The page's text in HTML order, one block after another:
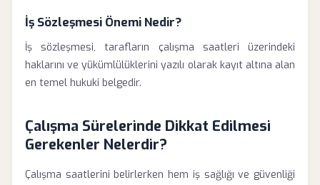
İş Sözleşmesi Önemi Nedir?
İş sözleşmesi, tarafların çalışma saatleri üzerindeki
haklarını ve yükümlülüklerini yazılı olarak kayıt altına alan
en temel hukuki belgedir.
Çalışma Sürelerinde Dikkat Edilmesi
Gerekenler Nelerdir?
Çalışma saatlerini belirlerken hem iş sağlığı ve güvenliği